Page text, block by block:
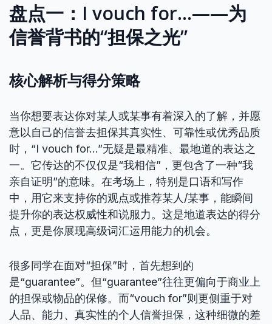
盘点一：I vouch for…——为
信誉背书的“担保之光”
核心解析与得分策略
当你想要表达你对某人或某事有着深入的了解，并愿
意以自己的信誉去担保其真实性、可靠性或优秀品质
时，“I vouch for…”无疑是最精准、最地道的表达之
一。它传达的不仅仅是“我相信”，更包含了一种“我
亲自证明”的意味。在考场上，特别是口语和写作
中，用它来支持你的观点或推荐某人/某事，能瞬间
提升你的表达权威性和说服力。这是地道表达的得分
点，更是你展现高级词汇运用能力的机会。
很多同学在面对“担保”时，首先想到的
是“guarantee”。但“guarantee”往往更偏向于商业上
的担保或物品的保修。而“vouch for”则更侧重于对
人品、能力、真实性的个人信誉担保，这种细微的差